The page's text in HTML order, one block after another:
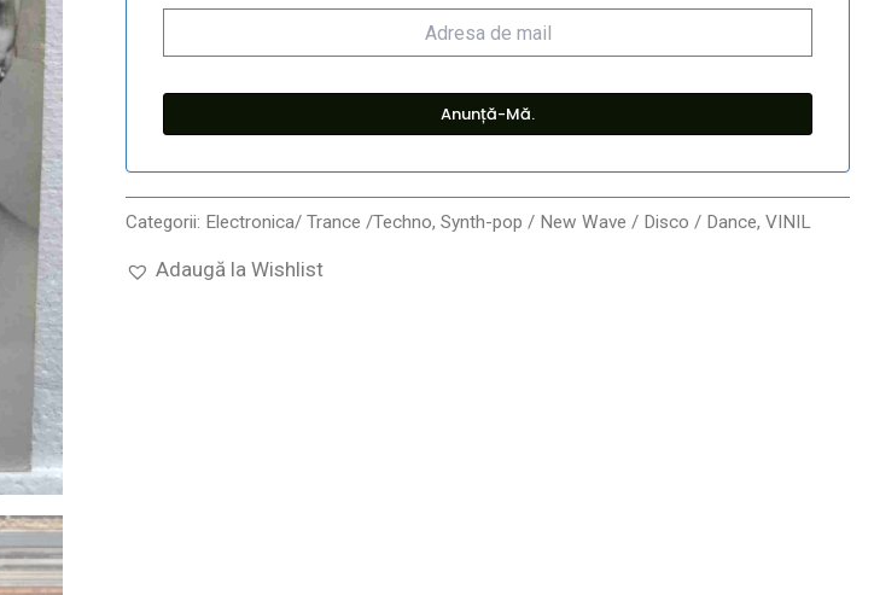
Categorii: Electronica/ Trance /Techno,Synth-pop / New Wave / Disco / Dance,VINIL
Adaugă la Wishlist